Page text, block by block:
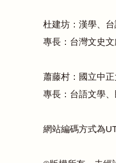
杜建坊：漢學、台
專長：台灣文史
蕭藤村：國立中正
專長：台語文學
網站編碼方式為